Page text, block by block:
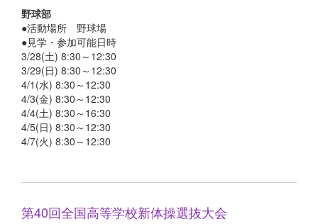
野球部
●活動場所 野球場
●見学・参加可能日時
3/28(土) 8:30～12:30
3/29(日) 8:30～12:30
4/1(水) 8:30～12:30
4/3(金) 8:30～12:30
4/4(土) 8:30～16:30
4/5(日) 8:30～12:30
4/7(火) 8:30～12:30
第40回全国高等学校新体操選抜大会